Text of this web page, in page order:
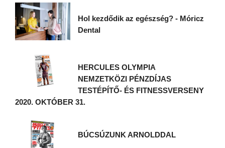
Hol kezdődik az egészség? - Móricz
Dental
HERCULES OLYMPIA
NEMZETKÖZI PÉNZDÍJAS
TESTÉPÍTŐ- ÉS FITNESSVERSENY
2020. OKTÓBER 31.
BÚCSÚZUNK ARNOLDDAL